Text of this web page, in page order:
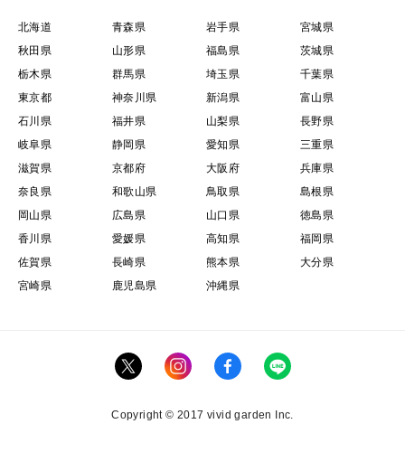
北海道 青森県 岩手県
宮城県
秋田県
山形県 福島県
茨城県
栃木県
群馬県 埼玉県
千葉県
東京都
神奈川県 新潟県
富山県
石川県
福井県 山梨県
長野県
岐阜県
静岡県 愛知県
三重県
滋賀県
京都府 大阪府
兵庫県
奈良県
和歌山県 鳥取県
島根県
岡山県
広島県 山口県
徳島県
香川県
愛媛県 高知県
福岡県
佐賀県
長崎県 熊本県
大分県
宮崎県
鹿児島県 沖縄県
Copyright © 2017 vivid garden Inc.